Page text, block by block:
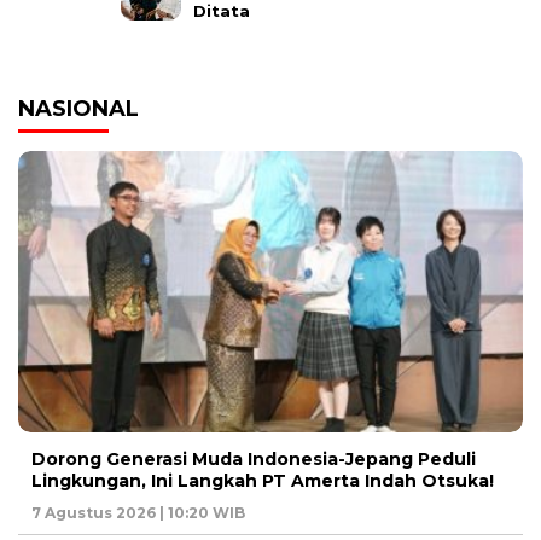
Ditata
NASIONAL
Dorong Generasi Muda Indonesia-Jepang Peduli
Lingkungan, Ini Langkah PT Amerta Indah Otsuka!
7 Agustus 2026 | 10:20 WIB